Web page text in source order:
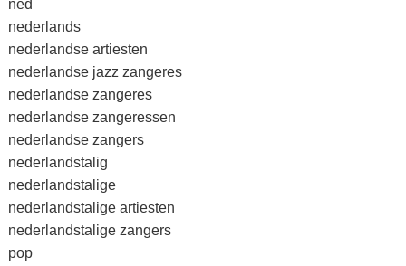
ned
nederlands
nederlandse artiesten
nederlandse jazz zangeres
nederlandse zangeres
nederlandse zangeressen
nederlandse zangers
nederlandstalig
nederlandstalige
nederlandstalige artiesten
nederlandstalige zangers
pop